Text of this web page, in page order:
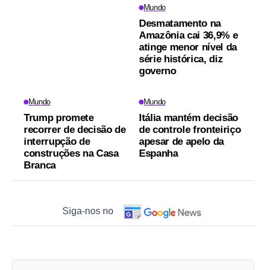
Mundo
Desmatamento na
Amazônia cai 36,9% e
atinge menor nível da
série histórica, diz
governo
Mundo
Trump promete
recorrer de decisão de
interrupção de
construções na Casa
Branca
Mundo
Itália mantém decisão
de controle fronteiriço
apesar de apelo da
Espanha
Siga-nos no